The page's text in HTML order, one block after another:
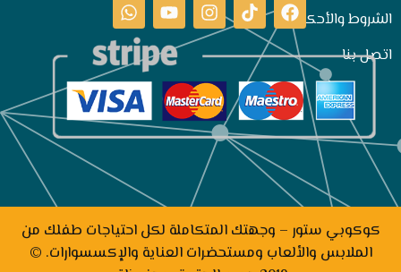
الشروط والأحكام
اتصل بنا
كوكوبي ستور – وجهتك المتكاملة لكل احتياجات طفلك من
الملابس والألعاب ومستحضرات العناية والإكسسوارات. ©